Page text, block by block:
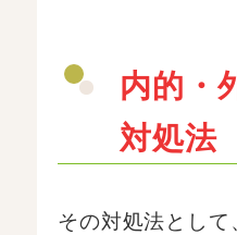
内的・
対処法
その対処法とし